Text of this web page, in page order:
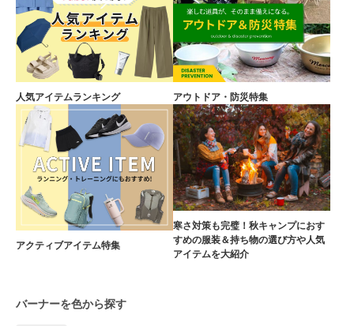
人気アイテムランキング アウトドア・防災特集
アクティブアイテム特集
寒さ対策も完璧！秋キャンプにおす
すめの服装＆持ち物の選び方や人気
アイテムを大紹介
バーナーを色から探す